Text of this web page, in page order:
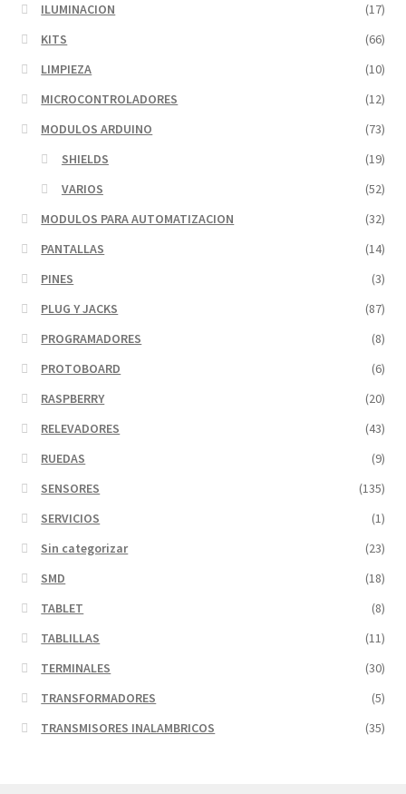
ILUMINACION
(17)
KITS
(66)
LIMPIEZA
(10)
MICROCONTROLADORES
(12)
MODULOS ARDUINO
(73)
SHIELDS
(19)
VARIOS
(52)
MODULOS PARA AUTOMATIZACION
(32)
PANTALLAS
(14)
PINES
(3)
PLUG Y JACKS
(87)
PROGRAMADORES
(8)
PROTOBOARD
(6)
RASPBERRY
(20)
RELEVADORES
(43)
RUEDAS
(9)
SENSORES
(135)
SERVICIOS
(1)
Sin categorizar
(23)
SMD
(18)
TABLET
(8)
TABLILLAS
(11)
TERMINALES
(30)
TRANSFORMADORES
(5)
TRANSMISORES INALAMBRICOS
(35)